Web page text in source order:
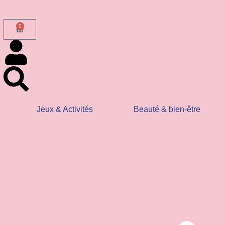
en
sont
0
Jeux & Activités Beauté & bien-être